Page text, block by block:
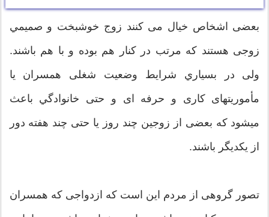
بعضی اشخاص خیال می كنند زوج خوشبخت و صمیمي
زوجی هستند كه مرتب در كنار هم بوده و با هم باشند.
ولی در بسياري شرایط وضعیت شغلی همسران یا
مأموریتهای كاری و حرفه ای و حتی خانوادگي باعث
ميشود كه بعضی از زوجین چند روز یا حتی چند هفته دور
از یكدیگر باشند.
تصور گروهی از مردم این است كه ازدواجی كه همسران